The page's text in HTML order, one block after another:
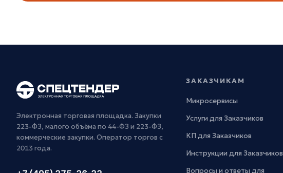
Электронная торговая площадка. Закупки
223-ФЗ, малого объёма по 44-ФЗ и 223-ФЗ,
коммерческие закупки. Оператор торгов с
2013 года.
ЗАКАЗЧИКАМ
Микросервисы
Услуги для Заказчиков
КП для Заказчиков
Инструкции для Заказчиков
Вопросы и ответы для